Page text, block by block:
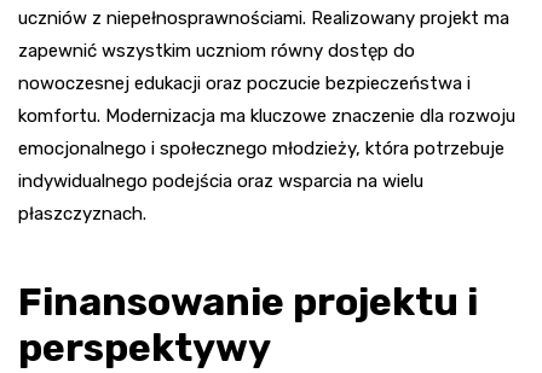
uczniów z niepełnosprawnościami. Realizowany projekt ma
zapewnić wszystkim uczniom równy dostęp do
nowoczesnej edukacji oraz poczucie bezpieczeństwa i
komfortu. Modernizacja ma kluczowe znaczenie dla rozwoju
emocjonalnego i społecznego młodzieży, która potrzebuje
indywidualnego podejścia oraz wsparcia na wielu
płaszczyznach.
Finansowanie projektu i
perspektywy